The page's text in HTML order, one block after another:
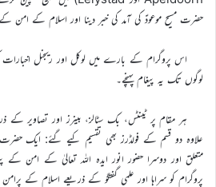
حضرت مسیح موعودؑ کی آمد کی خبر دینا اور اسلام کے امن کے
اس پروگرام کے بارے میں لوکل اور ریجنل اخبارات
لوگوں تک یہ پیغام پہنچے۔
ہر مقام پر ٹینٹس، بک سٹالز، بینرز اور تصاویر کے
علاوہ دو قسم کے فولڈرز بھی تقسیم کیے گئے: ایک
متعلق اور دوسرا حضور انور ایدہ اللہ تعالیٰ کے امن
پروگرام کو سراہا اور علمی گفتگو کے ذریعے اسلام کے پرامن